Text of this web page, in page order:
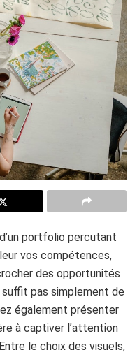
portfolio percutant
vos compétences,
des opportunités
pas simplement de
également présenter
à captiver l’attention
le choix des visuels,